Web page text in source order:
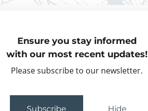
Ensure you stay informed
with our most recent updates!
Please subscribe to our newsletter.
Subscribe Hide
Visiting Fellows
Partner organisations